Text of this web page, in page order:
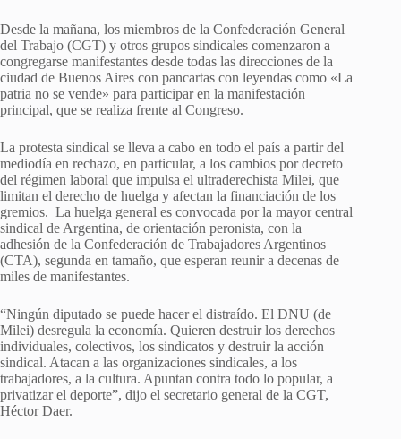
Desde la mañana, los miembros de la Confederación General
del Trabajo (CGT) y otros grupos sindicales comenzaron a
congregarse manifestantes desde todas las direcciones de la
ciudad de Buenos Aires con pancartas con leyendas como «La
patria no se vende» para participar en la manifestación
principal, que se realiza frente al Congreso.
La protesta sindical se lleva a cabo en todo el país a partir del
mediodía en rechazo, en particular, a los cambios por decreto
del régimen laboral que impulsa el ultraderechista Milei, que
limitan el derecho de huelga y afectan la financiación de los
gremios. La huelga general es convocada por la mayor central
sindical de Argentina, de orientación peronista, con la
adhesión de la Confederación de Trabajadores Argentinos
(CTA), segunda en tamaño, que esperan reunir a decenas de
miles de manifestantes.
“Ningún diputado se puede hacer el distraído. El DNU (de
Milei) desregula la economía. Quieren destruir los derechos
individuales, colectivos, los sindicatos y destruir la acción
sindical. Atacan a las organizaciones sindicales, a los
trabajadores, a la cultura. Apuntan contra todo lo popular, a
privatizar el deporte”, dijo el secretario general de la CGT,
Héctor Daer.